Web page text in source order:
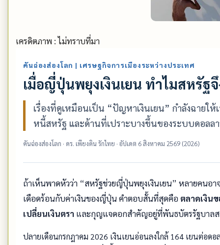
เครดิตภาพ : ไม่ทราบที่มา
คันฉ่องส่องโลก | เศรษฐกิจการเมืองระหว่างประเทศ
เมื่อญี่ปุ่นพยุงเงินเยน ทำไมสหรัฐ
เรื่องที่ดูเหมือนเป็น “ปัญหาเงินเยน” กำลังฉายใ
หนี้สหรัฐ และด้านที่เปราะบางขึ้นของระบบดอลล
คันฉ่องส่องโลก · ดร. เพียงดิน รักไทย · อัปเดต 6 สิงหาคม 2569 (2026)
ถ้าเห็นพาดหัวว่า “สหรัฐช่วยญี่ปุ่นพยุงเงินเยน” หลายคนอา
เดือดร้อนกับค่าเงินของญี่ปุ่น คำตอบสั้นที่สุดคือ ตลาดเงิน
เปลี่ยนเงินตรา และกุญแจดอกสำคัญอยู่ที่พันธบัตรรัฐบาลส
ปลายเดือนกรกฎาคม 2026 เงินเยนอ่อนลงใกล้ 164 เยนต่อ